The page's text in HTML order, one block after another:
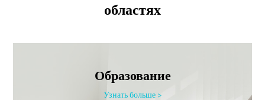
областях
Образование
Узнать больше >